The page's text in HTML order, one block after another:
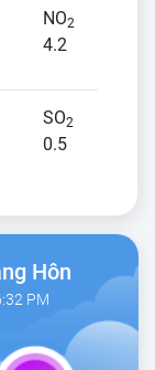
NO2
4.2
SO2
0.5
Hôn
PM